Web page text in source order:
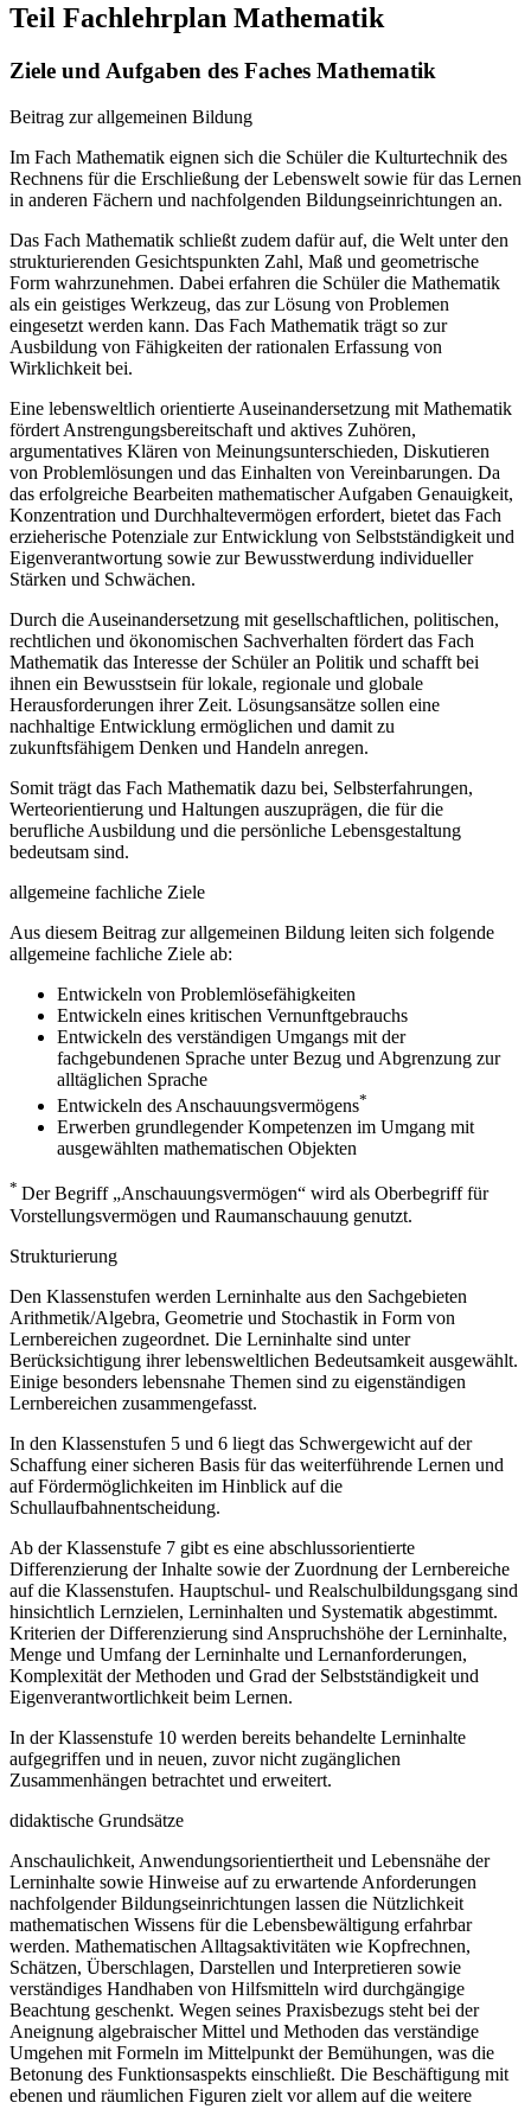
Teil Fachlehrplan Mathematik
Ziele und Aufgaben des Faches Mathematik
Beitrag zur allgemeinen Bildung
Im Fach Mathematik eignen sich die Schüler die Kulturtechnik des
Rechnens für die Erschließung der Lebenswelt sowie für das Lernen
in anderen Fächern und nachfolgenden Bildungseinrichtungen an.
Das Fach Mathematik schließt zudem dafür auf, die Welt unter den
strukturierenden Gesichtspunkten Zahl, Maß und geometrische
Form wahrzunehmen. Dabei erfahren die Schüler die Mathematik
als ein geistiges Werkzeug, das zur Lösung von Problemen
eingesetzt werden kann. Das Fach Mathematik trägt so zur
Ausbildung von Fähigkeiten der rationalen Erfassung von
Wirklichkeit bei.
Eine lebensweltlich orientierte Auseinandersetzung mit Mathematik
fördert Anstrengungsbereitschaft und aktives Zuhören,
argumentatives Klären von Meinungsunterschieden, Diskutieren
von Problemlösungen und das Einhalten von Vereinbarungen. Da
das erfolgreiche Bearbeiten mathematischer Aufgaben Genauigkeit,
Konzentration und Durchhaltevermögen erfordert, bietet das Fach
erzieherische Potenziale zur Entwicklung von Selbstständigkeit und
Eigenverantwortung sowie zur Bewusstwerdung individueller
Stärken und Schwächen.
Durch die Auseinandersetzung mit gesellschaftlichen, politischen,
rechtlichen und ökonomischen Sachverhalten fördert das Fach
Mathematik das Interesse der Schüler an Politik und schafft bei
ihnen ein Bewusstsein für lokale, regionale und globale
Herausforderungen ihrer Zeit. Lösungsansätze sollen eine
nachhaltige Entwicklung ermöglichen und damit zu
zukunftsfähigem Denken und Handeln anregen.
Somit trägt das Fach Mathematik dazu bei, Selbsterfahrungen,
Werteorientierung und Haltungen auszuprägen, die für die
berufliche Ausbildung und die persönliche Lebensgestaltung
bedeutsam sind.
allgemeine fachliche Ziele
Aus diesem Beitrag zur allgemeinen Bildung leiten sich folgende
allgemeine fachliche Ziele ab:
Entwickeln von Problemlösefähigkeiten
Entwickeln eines kritischen Vernunftgebrauchs
Entwickeln des verständigen Umgangs mit der
fachgebundenen Sprache unter Bezug und Abgrenzung zur
alltäglichen Sprache
Entwickeln des Anschauungsvermögens*
Erwerben grundlegender Kompetenzen im Umgang mit
ausgewählten mathematischen Objekten
* Der Begriff „Anschauungsvermögen“ wird als Oberbegriff für
Vorstellungsvermögen und Raumanschauung genutzt.
Strukturierung
Den Klassenstufen werden Lerninhalte aus den Sachgebieten
Arithmetik/Algebra, Geometrie und Stochastik in Form von
Lernbereichen zugeordnet. Die Lerninhalte sind unter
Berücksichtigung ihrer lebensweltlichen Bedeutsamkeit ausgewählt.
Einige besonders lebensnahe Themen sind zu eigenständigen
Lernbereichen zusammengefasst.
In den Klassenstufen 5 und 6 liegt das Schwergewicht auf der
Schaffung einer sicheren Basis für das weiterführende Lernen und
auf Fördermöglichkeiten im Hinblick auf die
Schullaufbahnentscheidung.
Ab der Klassenstufe 7 gibt es eine abschlussorientierte
Differenzierung der Inhalte sowie der Zuordnung der Lernbereiche
auf die Klassenstufen. Hauptschul- und Realschulbildungsgang sind
hinsichtlich Lernzielen, Lerninhalten und Systematik abgestimmt.
Kriterien der Differenzierung sind Anspruchshöhe der Lerninhalte,
Menge und Umfang der Lerninhalte und Lernanforderungen,
Komplexität der Methoden und Grad der Selbstständigkeit und
Eigenverantwortlichkeit beim Lernen.
In der Klassenstufe 10 werden bereits behandelte Lerninhalte
aufgegriffen und in neuen, zuvor nicht zugänglichen
Zusammenhängen betrachtet und erweitert.
didaktische Grundsätze
Anschaulichkeit, Anwendungsorientiertheit und Lebensnähe der
Lerninhalte sowie Hinweise auf zu erwartende Anforderungen
nachfolgender Bildungseinrichtungen lassen die Nützlichkeit
mathematischen Wissens für die Lebensbewältigung erfahrbar
werden. Mathematischen Alltagsaktivitäten wie Kopfrechnen,
Schätzen, Überschlagen, Darstellen und Interpretieren sowie
verständiges Handhaben von Hilfsmitteln wird durchgängige
Beachtung geschenkt. Wegen seines Praxisbezugs steht bei der
Aneignung algebraischer Mittel und Methoden das verständige
Umgehen mit Formeln im Mittelpunkt der Bemühungen, was die
Betonung des Funktionsaspekts einschließt. Die Beschäftigung mit
ebenen und räumlichen Figuren zielt vor allem auf die weitere